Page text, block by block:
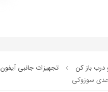
درب باز کن
تجهیزات جانبی آیفون
سوزوکی